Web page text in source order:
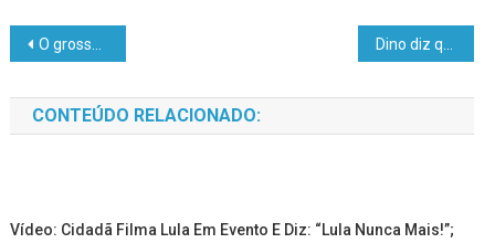
O grosso? governo Lula projeta R$ 129 bilhões a mais em gastos em 2024
CONTEÚDO RELACIONADO:
Vídeo: Cidadã Filma Lula Em Evento E Diz: “Lula Nunca Mais!”;